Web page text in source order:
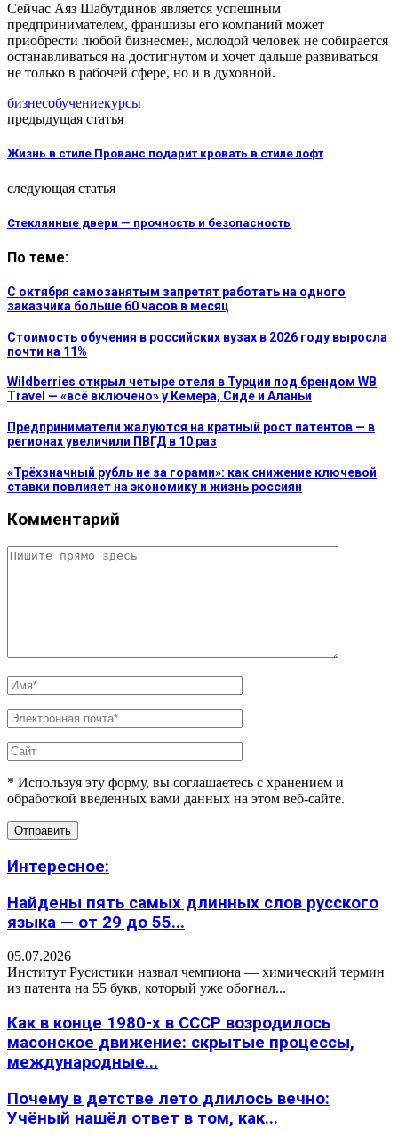
Сейчас Аяз Шабутдинов является успешным
предпринимателем, франшизы его компаний может
приобрести любой бизнесмен, молодой человек не собирается
останавливаться на достигнутом и хочет дальше развиваться
не только в рабочей сфере, но и в духовной.
бизнесобучениекурсы
предыдущая статья
Жизнь в стиле Прованс подарит кровать в стиле лофт
следующая статья
Стеклянные двери — прочность и безопасность
По теме:
С октября самозанятым запретят работать на одного
заказчика больше 60 часов в месяц
Стоимость обучения в российских вузах в 2026 году выросла
почти на 11%
Wildberries открыл четыре отеля в Турции под брендом WB
Travel — «всё включено» у Кемера, Сиде и Аланьи
Предприниматели жалуются на кратный рост патентов — в
регионах увеличили ПВГД в 10 раз
«Трёхзначный рубль не за горами»: как снижение ключевой
ставки повлияет на экономику и жизнь россиян
Комментарий
* Используя эту форму, вы соглашаетесь с хранением и
обработкой введенных вами данных на этом веб-сайте.
Интересное:
Найдены пять самых длинных слов русского
языка — от 29 до 55...
05.07.2026
Институт Русистики назвал чемпиона — химический термин
из патента на 55 букв, который уже обогнал...
Как в конце 1980-х в СССР возродилось
масонское движение: скрытые процессы,
международные...
Почему в детстве лето длилось вечно:
Учёный нашёл ответ в том, как...